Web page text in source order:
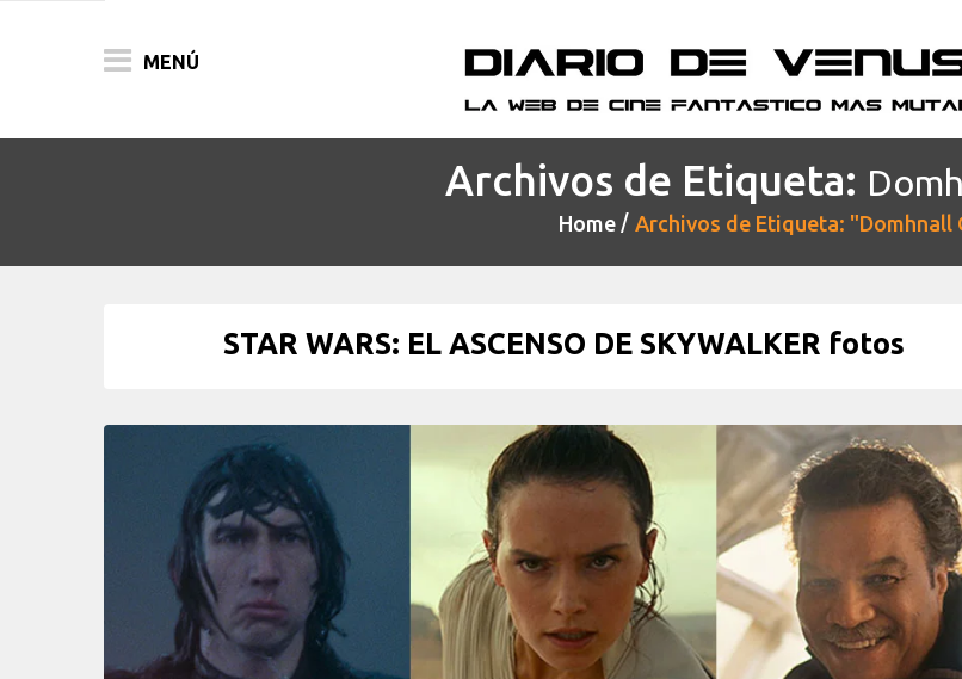
MENÚ
Archivos de Etiqueta:
Home Archivos de Etiqueta: "Domhnall
STAR WARS: EL ASCENSO DE SKYWALKER fotos
FESTIVALES